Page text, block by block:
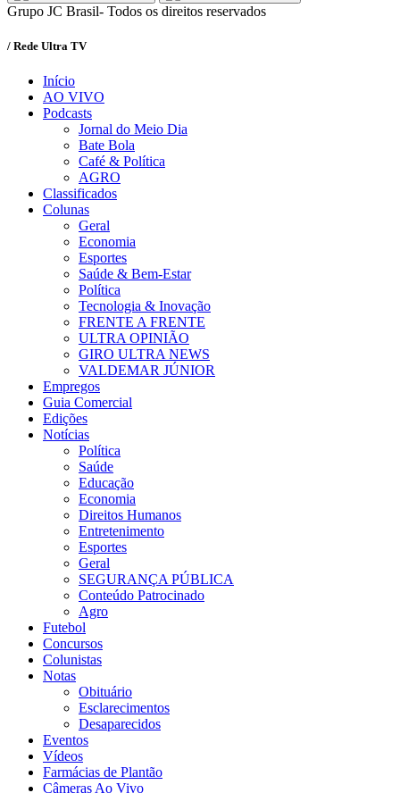
Grupo JC Brasil- Todos os direitos reservados
/ Rede Ultra TV
Início
AO VIVO
Podcasts
Jornal do Meio Dia
Bate Bola
Café & Política
AGRO
Classificados
Colunas
Geral
Economia
Esportes
Saúde & Bem-Estar
Política
Tecnologia & Inovação
FRENTE A FRENTE
ULTRA OPINIÃO
GIRO ULTRA NEWS
VALDEMAR JÚNIOR
Empregos
Guia Comercial
Edições
Notícias
Política
Saúde
Educação
Economia
Direitos Humanos
Entretenimento
Esportes
Geral
SEGURANÇA PÚBLICA
Conteúdo Patrocinado
Agro
Futebol
Concursos
Colunistas
Notas
Obituário
Esclarecimentos
Desaparecidos
Eventos
Vídeos
Farmácias de Plantão
Câmeras Ao Vivo